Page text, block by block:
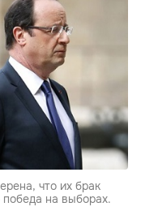
что их брак
на выборах.